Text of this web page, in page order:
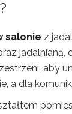
salonie z
jadalnianą,
aby
a dla